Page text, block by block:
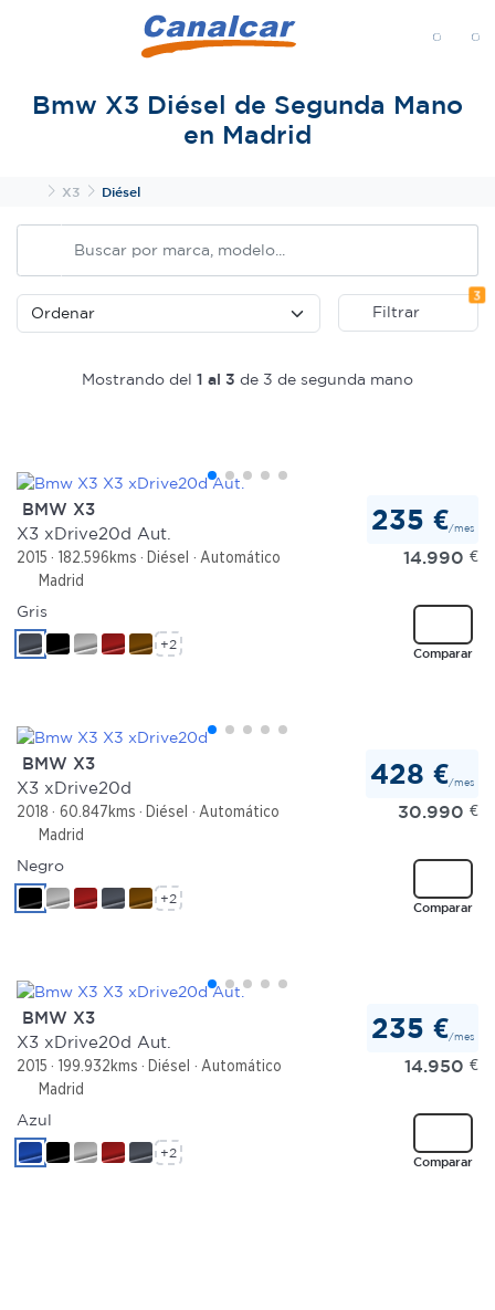
Bmw X3 Diésel de Segunda Mano
en Madrid
Inicio
X3 Diésel
Filtrar
3
Mostrando del 1 al 3 de 3 de segunda mano
BMW X3
X3 xDrive20d Aut.
2015 182.596kms Diésel
Automático
Madrid
235 €/mes
14.990 €
Comparar
Gris
+2
BMW X3
X3 xDrive20d
2018 60.847kms Diésel
Automático
Madrid
428 €/mes
30.990 €
Comparar
Negro
+2
BMW X3
X3 xDrive20d Aut.
2015 199.932kms Diésel
Automático
Madrid
235 €/mes
14.950 €
Comparar
Azul
+2